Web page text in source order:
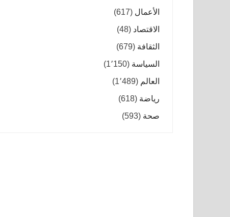
الأعمال (617)
الاقتصاد (48)
الثقافة (679)
السياسة (1٬150)
العالم (1٬489)
رياضة (618)
صحة (593)